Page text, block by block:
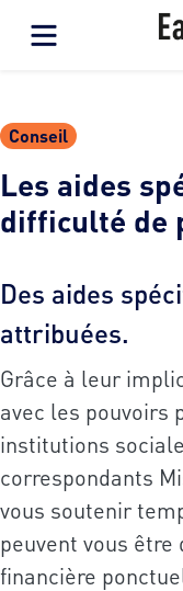
Conseil
Les aides
difficulté de
Des aides
attribuées.
Grâce à leur
avec les pouvoirs
institutions
correspondants
vous soutenir
peuvent vous être
financière